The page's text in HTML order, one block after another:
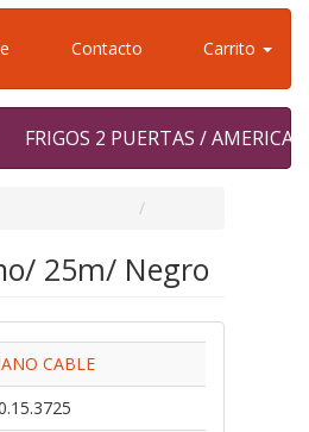
Contacto Carrito
FRIGOS 2 PUERTAS /
25m/ Negro
CABLE